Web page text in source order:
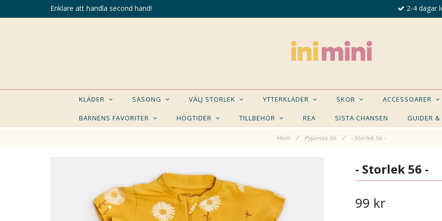
Enklare att handla second hand! 2-4 dagar
KLÄDER SÄSONG VÄLJ STORLEK YTTERKLÄDER SKOR ACCESSOARER
BARNENS FAVORITER HÖGTIDER TILLBEHÖR REA SISTA CHANSEN GUIDER &
Hem / Pyjamas 56 / - Storlek 56 -
KANSKE NÅGON AV DESSA PRODUKTER KAN- Storlek 56 -
99 kr